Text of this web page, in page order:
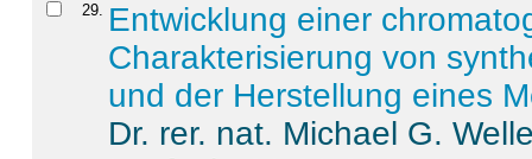
29. Entwicklung einer
Charakterisierung von
und der Herstellung eines
Dr. rer. nat. Michael G.